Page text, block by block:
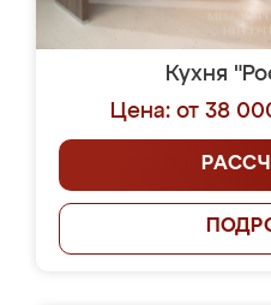
Кухня
Цена: от 38